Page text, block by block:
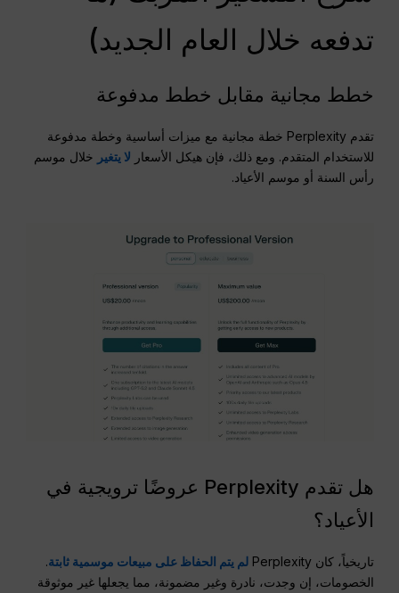
تدفعه خلال العام الجديد)
خطط مجانية مقابل خطط مدفوعة
تقدم Perplexity خطة مجانية مع ميزات أساسية وخطة مدفوعة
للاستخدام المتقدم. ومع ذلك، فإن هيكل الأسعار لا يتغير خلال موسم
رأس السنة أو موسم الأعياد.
هل تقدم Perplexity عروضًا ترويجية في
الأعياد؟
تاريخياً، كان Perplexity لم يتم الحفاظ على مبيعات موسمية ثابتة.
الخصومات، إن وجدت، نادرة وغير مضمونة، مما يجعلها غير موثوقة